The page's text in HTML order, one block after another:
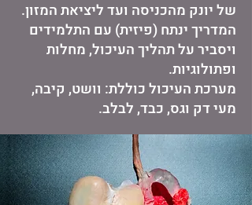
של יונק מהכניסה ועד ליציאת המזון.
המדריך ינתח (פיזית) עם התלמידים
ויסביר על תהליך העיכול, מחלות
ופתולוגיות.
מערכת העיכול כוללת: וושט, קיבה,
מעי דק וגס, כבד, לבלב.